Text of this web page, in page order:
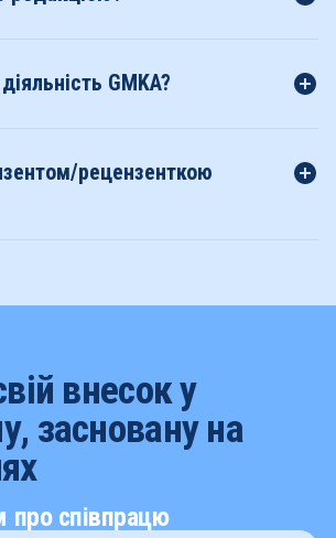
GMKA?
рецензенткою
внесок у
засновану на
про співпрацю